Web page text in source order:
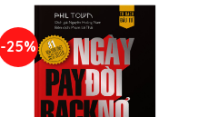
-25%